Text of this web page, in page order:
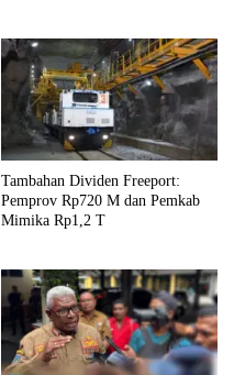
Tambahan Dividen Freeport:
Pemprov Rp720 M dan Pemkab
Mimika Rp1,2 T